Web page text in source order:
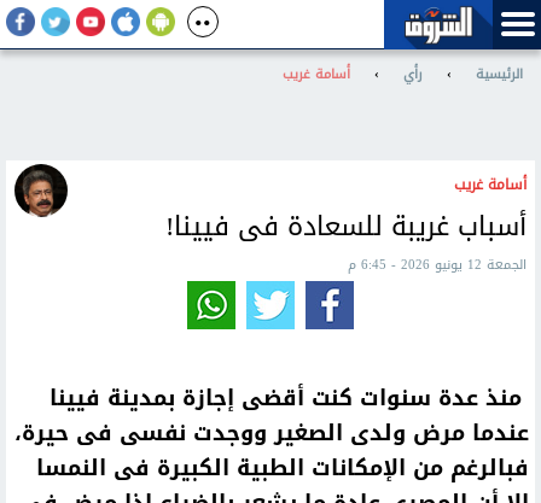
الرئيسية › رأي › أسامة غريب
أسامة غريب
أسباب غريبة للسعادة فى فيينا!
الجمعة 12 يونيو 2026 - 6:45 م
منذ عدة سنوات كنت أقضى إجازة بمدينة فيينا
عندما مرض ولدى الصغير ووجدت نفسى فى حيرة،
فبالرغم من الإمكانات الطبية الكبيرة فى النمسا